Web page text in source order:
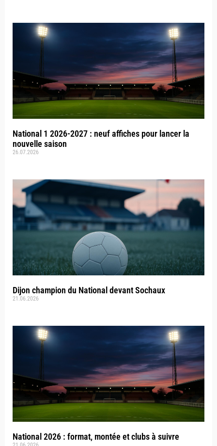
National 1 2026-2027 : neuf affiches pour lancer la
nouvelle saison
26.07.2026
Dijon champion du National devant Sochaux
21.06.2026
National 2026 : format, montée et clubs à suivre